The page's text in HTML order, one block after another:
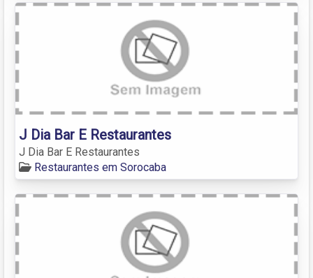
J Dia Bar E Restaurantes
J Dia Bar E Restaurantes
Restaurantes em Sorocaba